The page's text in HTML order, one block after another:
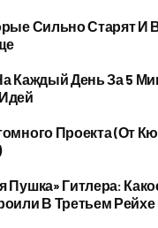
Сильно Старят И
Каждый День За 5
Проекта (от
Пушка» Гитлера:
В Третьем Рейхе